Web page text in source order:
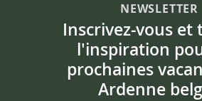
NEWSLETTER
Inscrivez-vous et
l'inspiration
prochaines
Ardenne